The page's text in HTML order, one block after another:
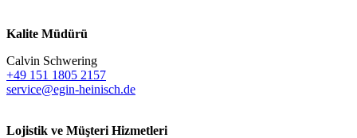
Kalite Müdürü
Calvin Schwering
+49 151 1805 2157
service@egin-heinisch.de
Lojistik ve Müşteri Hizmetleri